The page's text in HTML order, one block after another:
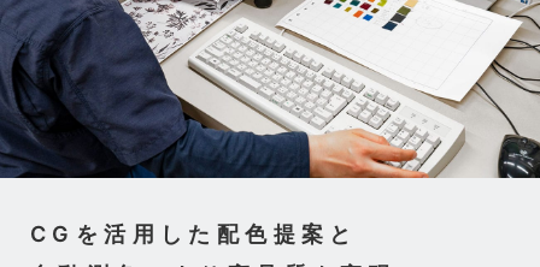
CGを活用した配色提案と